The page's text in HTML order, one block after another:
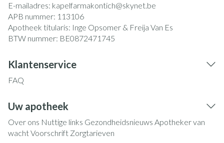
E-mailadres: kapelfarmakontich@skynet.be
APB nummer: 113106
Apotheek titularis: Inge Opsomer & Freija Van Es
BTW nummer: BE0872471745
Klantenservice
FAQ
Uw apotheek
Over ons Nuttige links Gezondheidsnieuws Apotheker van
wachtVoorschrift Zorgtarieven